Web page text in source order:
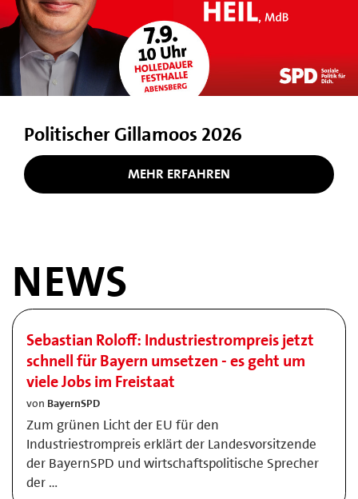
Politischer Gillamoos 2026
MEHR ERFAHREN
NEWS
Sebastian Roloff: Industriestrompreis jetzt
schnell für Bayern umsetzen - es geht um
viele Jobs im Freistaat
von BayernSPD
Zum grünen Licht der EU für den
Industriestrompreis erklärt der Landesvorsitzende
der BayernSPD und wirtschaftspolitische Sprecher
der …